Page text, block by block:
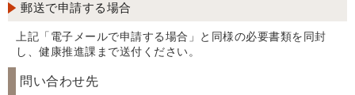
郵送で申請する場合
上記「電子メールで申請する場合」と同様の必要書類を同封
し、健康推進課まで送付ください。
問い合わせ先